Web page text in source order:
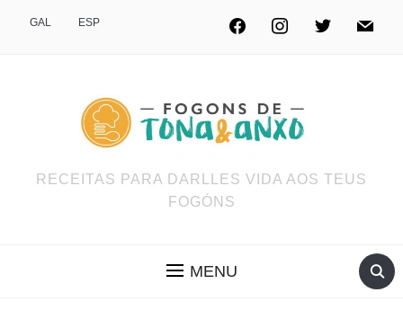
GAL ESP
RECEITAS PARA DARLLES VIDA AOS TEUS
FOGÓNS
MENU